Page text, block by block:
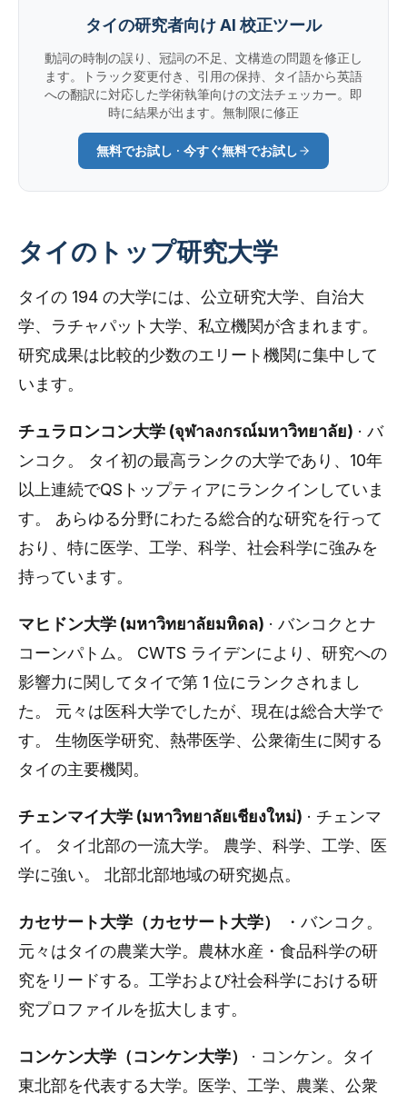
タイの研究者向け AI 校正ツール
動詞の時制の誤り、冠詞の不足、文構造の問題を修正し
ます。トラック変更付き、引用の保持、タイ語から英語
への翻訳に対応した学術執筆向けの文法チェッカー。即
時に結果が出ます。無制限に修正
無料でお試し · 今すぐ無料でお試し
タイのトップ研究大学
タイの 194 の大学には、公立研究大学、自治大
学、ラチャパット大学、私立機関が含まれます。
研究成果は比較的少数のエリート機関に集中して
います。
チュラロンコン大学 (จุฬาลงกรณ์มหาวิทยาลัย) · バ
ンコク。 タイ初の最高ランクの大学であり、10年
以上連続でQSトップティアにランクインしていま
す。 あらゆる分野にわたる総合的な研究を行って
おり、特に医学、工学、科学、社会科学に強みを
持っています。
マヒドン大学 (มหาวิทยาลัยมหิดล) · バンコクとナ
コーンパトム。 CWTS ライデンにより、研究への
影響力に関してタイで第 1 位にランクされまし
た。 元々は医科大学でしたが、現在は総合大学で
す。 生物医学研究、熱帯医学、公衆衛生に関する
タイの主要機関。
チェンマイ大学 (มหาวิทยาลัยเชียงใหม่) · チェンマ
イ。 タイ北部の一流大学。 農学、科学、工学、医
学に強い。 北部北部地域の研究拠点。
カセサート大学（カセサート大学）
・バンコク。
元々はタイの農業大学。農林水産・食品科学の研
究をリードする。工学および社会科学における研
究プロファイルを拡大します。
コンケン大学（コンケン大学）
· コンケン。タイ
東北部を代表する大学。医学、工学、農業、公衆